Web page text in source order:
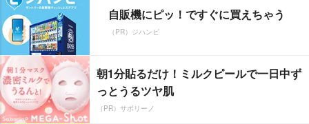
自販機にピッ！ですぐに買えちゃう
（PR）ジハンピ
朝1分貼るだけ！ミルクピールで一日中ず
っとうるツヤ肌
（PR）サボリーノ